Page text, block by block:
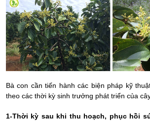
Bà con cần tiến hành các biện pháp kỹ
theo các thời kỳ sinh trưởng phát triển của
1-Thời kỳ sau khi thu hoạch, phục hồi